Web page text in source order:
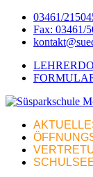
03461/
Fax: 03461/